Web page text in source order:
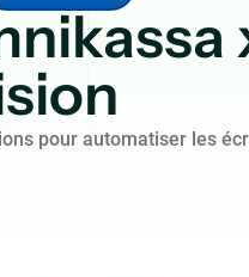
pour automatiser les